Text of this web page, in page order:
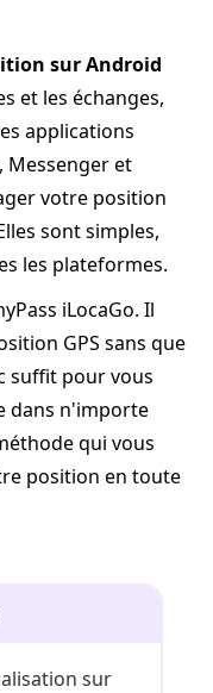
sur Android
et les échanges,
applications
Messenger et
votre position
sont simples,
les plateformes.
iLocaGo. Il
GPS sans que
suffit pour vous
dans n'importe
qui vous
position en toute
sur